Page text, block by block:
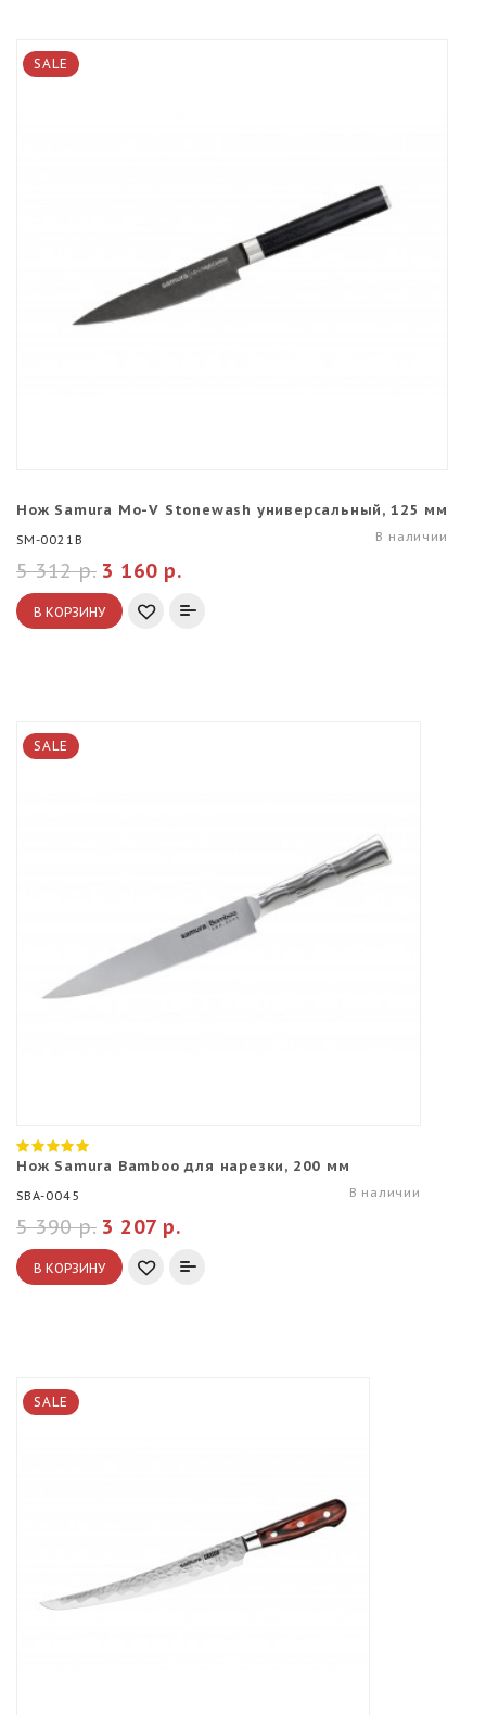
SALE
Нож Samura Mo-V Stonewash универсальный, 125 мм
SM-0021B В наличии
3 160 р.
5 312 р.
В КОРЗИНУ
SALE
Нож Samura Bamboo для нарезки, 200 мм
SBA-0045 В наличии
3 207 р.
5 390 р.
В КОРЗИНУ
SALE